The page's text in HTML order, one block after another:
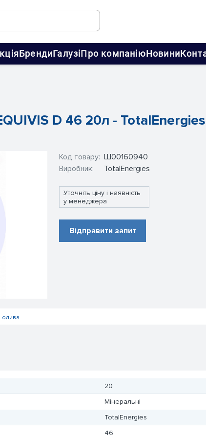
БрендиГалузіПро компаніюНовини
D 46 20л - TotalEnergies
Код товару:
Виробник:
Ш00160940
TotalEnergies
Уточніть ціну і наявність
у менеджера
Відправити запит
олива
20
Мінеральні
TotalEnergies
46